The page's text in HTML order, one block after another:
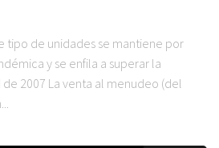
tipo de unidades se mantiene por
y se enfila a superar la
2007 La venta al menudeo (del